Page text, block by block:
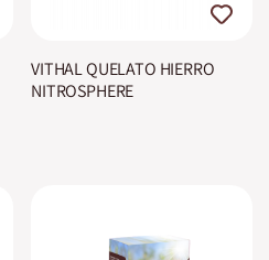
VITHAL QUELATO HIERRO
NITROSPHERE